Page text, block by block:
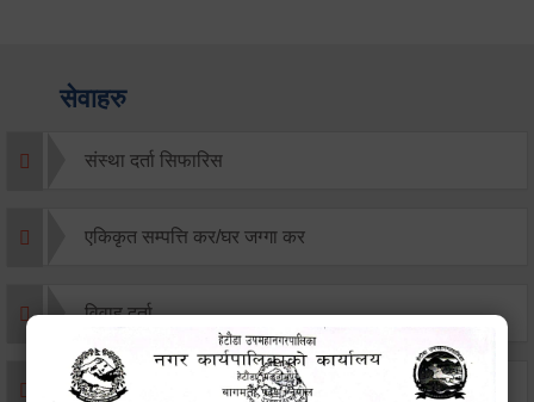
सेवाहरु
संस्था दर्ता सिफारिस
एकिकृत सम्पत्ति कर/घर जग्गा कर
विवाह दर्ता
सम्बन्ध विच्छेद दर्ता